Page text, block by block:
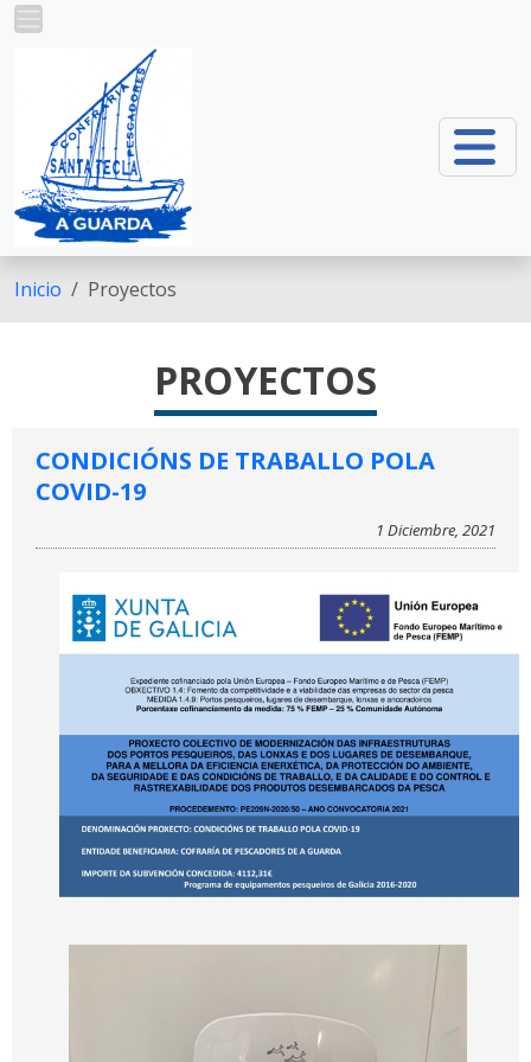
Pasar al contenido principal
Inicio Proyectos
PROYECTOS
CONDICIÓNS DE TRABALLO POLA
COVID-19
1 Diciembre, 2021